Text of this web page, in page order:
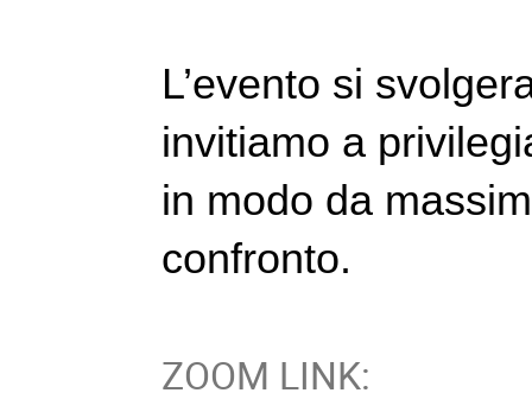
L’evento si
invitiamo a
in modo da
confronto.
ZOOM LINK: